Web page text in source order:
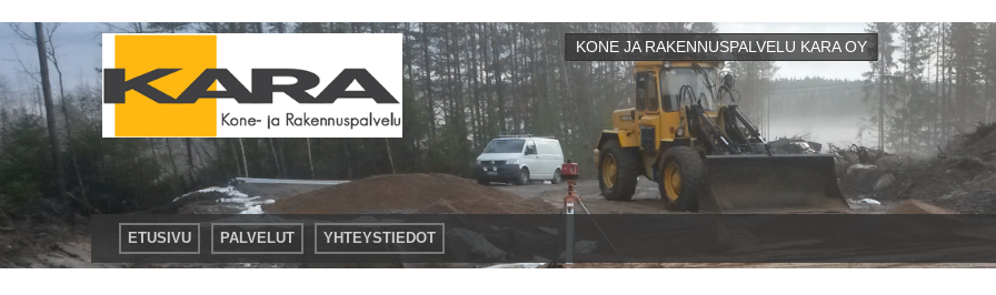
ETUSIVU PALVELUT YHTEYSTIEDOT
KONE JA RAKENNUSPALVELU KARA OY